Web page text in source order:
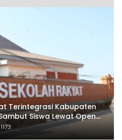
Terintegrasi Kabupaten
Siswa Lewat Open
1173